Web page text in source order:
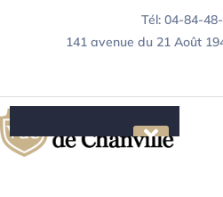
Tél: 04-84-
141 avenue du 21 Août